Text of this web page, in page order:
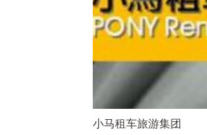
小马租车旅游集团